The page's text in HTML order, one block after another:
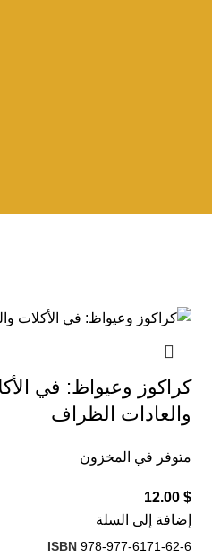
كراكوز وعيواظ: في
والعادات الظراف
متوفر في المخزون
12.00 $
إضافة إلى السلة
ISBN 978-977-6171-62-6